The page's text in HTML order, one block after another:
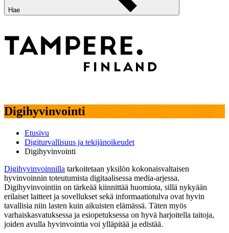
Hae
Digihyvinvointi
Etusivu
Digiturvallisuus ja tekijänoikeudet
Digihyvinvointi
Digihyvinvoinnilla tarkoitetaan yksilön kokonaisvaltaisen
hyvinvoinnin toteutumista digitaalisessa media-arjessa.
Digihyvinvointiin on tärkeää kiinnittää huomiota, sillä nykyään
erilaiset laitteet ja sovellukset sekä informaatiotulva ovat hyvin
tavallisia niin lasten kuin aikuisten elämässä. Täten myös
varhaiskasvatuksessa ja esiopetuksessa on hyvä harjoitella taitoja,
joiden avulla hyvinvointia voi ylläpitää ja edistää.